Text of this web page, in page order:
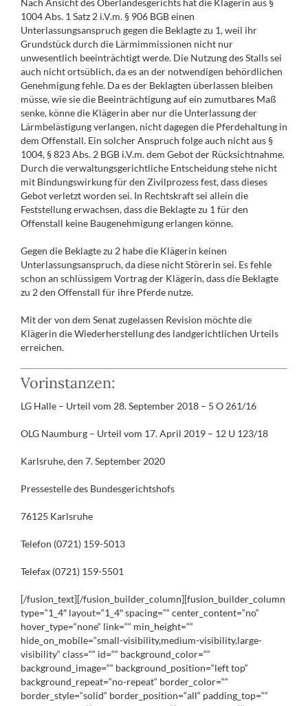
Nach Ansicht des Oberlandesgerichts hat die Klägerin aus §
1004 Abs. 1 Satz 2 i.V.m. § 906 BGB einen
Unterlassungsanspruch gegen die Beklagte zu 1, weil ihr
Grundstück durch die Lärmimmissionen nicht nur
unwesentlich beeinträchtigt werde. Die Nutzung des Stalls sei
auch nicht ortsüblich, da es an der notwendigen behördlichen
Genehmigung fehle. Da es der Beklagten überlassen bleiben
müsse, wie sie die Beeinträchtigung auf ein zumutbares Maß
senke, könne die Klägerin aber nur die Unterlassung der
Lärmbelästigung verlangen, nicht dagegen die Pferdehaltung in
dem Offenstall. Ein solcher Anspruch folge auch nicht aus §
1004, § 823 Abs. 2 BGB i.V.m. dem Gebot der Rücksichtnahme.
Durch die verwaltungsgerichtliche Entscheidung stehe nicht
mit Bindungswirkung für den Zivilprozess fest, dass dieses
Gebot verletzt worden sei. In Rechtskraft sei allein die
Feststellung erwachsen, dass die Beklagte zu 1 für den
Offenstall keine Baugenehmigung erlangen könne.
Gegen die Beklagte zu 2 habe die Klägerin keinen
Unterlassungsanspruch, da diese nicht Störerin sei. Es fehle
schon an schlüssigem Vortrag der Klägerin, dass die Beklagte
zu 2 den Offenstall für ihre Pferde nutze.
Mit der von dem Senat zugelassen Revision möchte die
Klägerin die Wiederherstellung des landgerichtlichen Urteils
erreichen.
Vorinstanzen:
LG Halle – Urteil vom 28. September 2018 – 5 O 261/16
OLG Naumburg – Urteil vom 17. April 2019 – 12 U 123/18
Karlsruhe, den 7. September 2020
Pressestelle des Bundesgerichtshofs
76125 Karlsruhe
Telefon (0721) 159-5013
Telefax (0721) 159-5501
[/fusion_text][/fusion_builder_column][fusion_builder_column
type=“1_4″ layout=“1_4″ spacing=““ center_content=“no“
hover_type=“none“ link=““ min_height=““
hide_on_mobile=“small-visibility,medium-visibility,large-
visibility“ class=““ id=““ background_color=““
background_image=““ background_position=“left top“
background_repeat=“no-repeat“ border_color=““
border_style=“solid“ border_position=“all“ padding_top=““